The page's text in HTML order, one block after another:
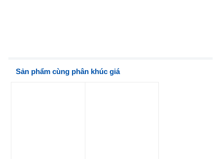
Sản phẩm cùng phân khúc giá